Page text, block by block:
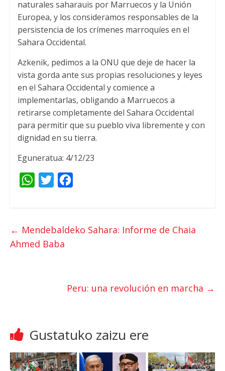
naturales saharauis por Marruecos y la Unión
Europea, y los consideramos responsables de la
persistencia de los crímenes marroquíes en el
Sahara Occidental.
Azkenik, pedimos a la ONU que deje de hacer la
vista gorda ante sus propias resoluciones y leyes
en el Sahara Occidental y comience a
implementarlas, obligando a Marruecos a
retirarse completamente del Sahara Occidental
para permitir que su pueblo viva libremente y con
dignidad en su tierra.
Eguneratua: 4/12/23
W
s
t
e
k
← Mendebaldeko Sahara: Informe de Chaia
Ahmed Baba
Peru: una revolución en marcha →
Gustatuko zaizu ere